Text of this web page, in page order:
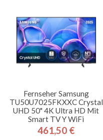
Fernseher Samsung
TU50U7025FKXXC Crystal
UHD 50" 4K Ultra HD Mit
Smart TV Y WiFi
Preis
461,50 €